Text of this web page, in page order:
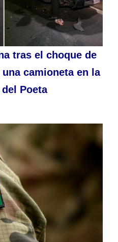
tras el choque de
camioneta en la
Poeta